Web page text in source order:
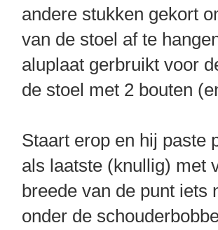
andere stukken gekort
van de stoel af te
aluplaat gerbruikt voor
de stoel met 2 bouten
Staart erop en hij paste
als laatste (knullig) met
breede van de punt iets
onder de